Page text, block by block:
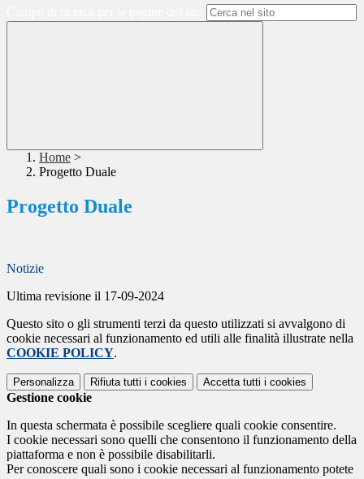
Home >
Progetto Duale
Progetto Duale
Notizie
Ultima revisione il 17-09-2024
Questo sito o gli strumenti terzi da questo utilizzati si avvalgono di
cookie necessari al funzionamento ed utili alle finalità illustrate nella
COOKIE POLICY.
Personalizza Rifiuta tutti i cookies Accetta tutti i cookies
Gestione cookie
In questa schermata è possibile scegliere quali cookie consentire.
I cookie necessari sono quelli che consentono il funzionamento della
piattaforma e non è possibile disabilitarli.
Per conoscere quali sono i cookie necessari al funzionamento potete